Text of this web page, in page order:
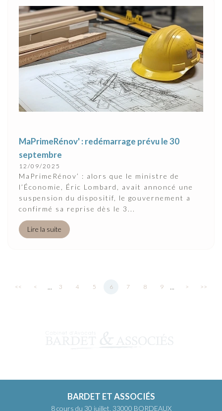
MaPrimeRénov' : redémarrage prévu le 30
septembre
12/09/2025
MaPrimeRénov’ : alors que le ministre de
l’Économie, Éric Lombard, avait annoncé une
suspension du dispositif, le gouvernement a
confirmé sa reprise dès le 3...
Lire la suite
<< < ... 3 4 5 6 7 8 9 ... > >>
BARDET ET ASSOCIÉS
8 cours du 30 juillet, 33000 BORDEAUX